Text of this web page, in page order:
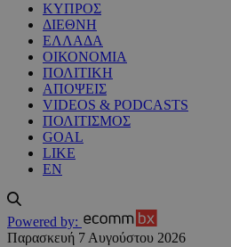
ΚΥΠΡΟΣ
ΔΙΕΘΝΗ
ΕΛΛΑΔΑ
ΟΙΚΟΝΟΜΙΑ
ΠΟΛΙΤΙΚΗ
ΑΠΟΨΕΙΣ
VIDEOS & PODCASTS
ΠΟΛΙΤΙΣΜΟΣ
GOAL
LIKE
EN
Powered by:
Παρασκευή 7 Αυγούστου 2026